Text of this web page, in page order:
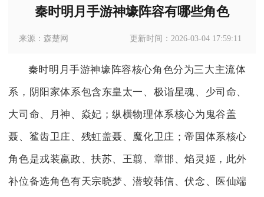
秦时明月手游神壕阵容有哪些角色
来源：森楚网 更新时间：2026-03-04 17:59:11
秦时明月手游神壕阵容核心角色分为三大主流体
系，阴阳家体系包含东皇太一、极诣星魂、少司命、
大司命、月神、焱妃；纵横物理体系核心为鬼谷盖
聂、鲨齿卫庄、残虹盖聂、魔化卫庄；帝国体系核心
角色是戎装嬴政、扶苏、王翦、章邯、焰灵姬，此外
补位备选角色有天宗晓梦、潜蛟韩信、伏念、医仙端